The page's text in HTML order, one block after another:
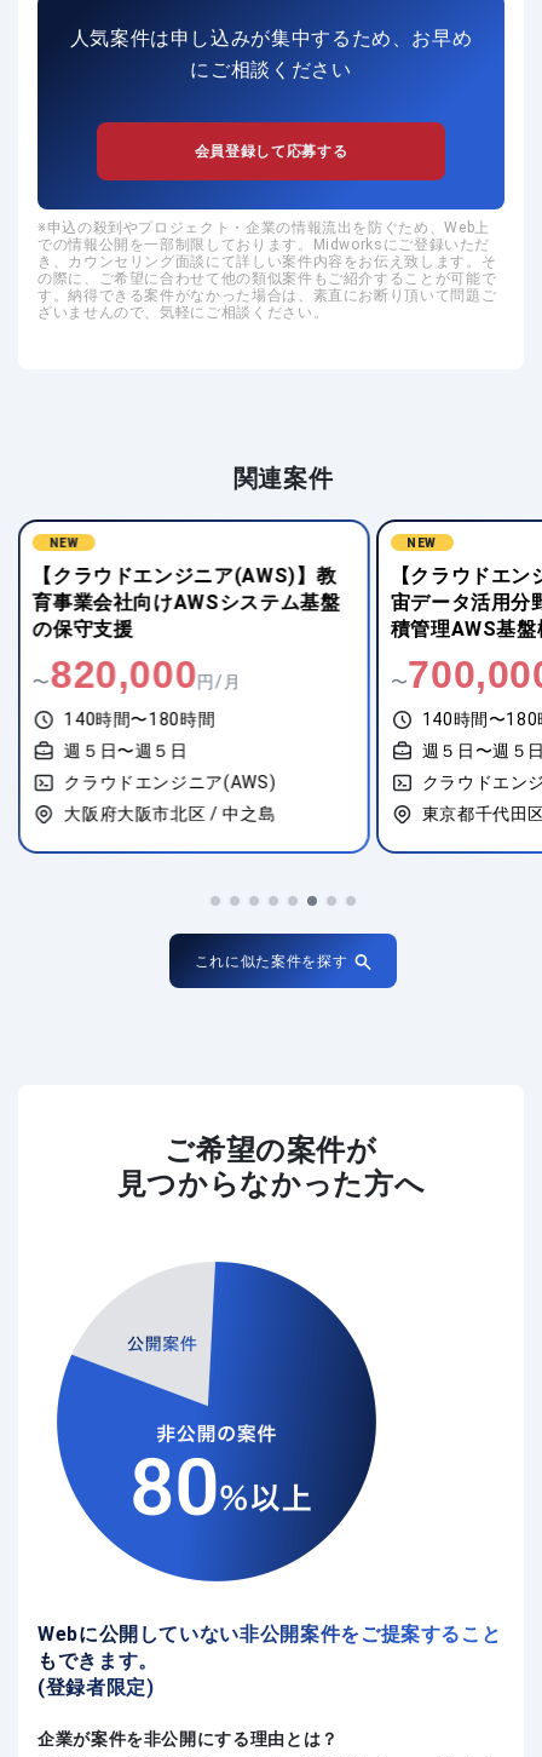
人気案件は申し込みが集中するため、お早め
にご相談ください
会員登録して応募する
申込の殺到やプロジェクト・企業の情報流出を防ぐため、Web上
での情報公開を一部制限しております。Midworksにご登録いただ
き、カウンセリング面談にて詳しい案件内容をお伝え致します。そ
の際に、ご希望に合わせて他の類似案件もご紹介することが可能で
す。納得できる案件がなかった場合は、素直にお断り頂いて問題ご
ざいませんので、気軽にご相談ください。
関連案件
NEW
【クラウドエンジニア(AWS)】教
育事業会社向けAWSシステム基盤
の保守支援
〜820,000円/月
140時間〜180時間
週５日〜週５日
クラウドエンジニア(AWS)
大阪府大阪市北区 / 中之島
NEW
【クラウドエ
宙データ活用分
積管理AWS基盤
〜
140時間〜180
週５日〜週５
クラウドエン
東京都千代田
これに似た案件を探す
ご希望の案件が
見つからなかった方へ
Webに公開していない非公開案件をご提案すること
もできます。
(登録者限定)
企業が案件を非公開にする理由とは？